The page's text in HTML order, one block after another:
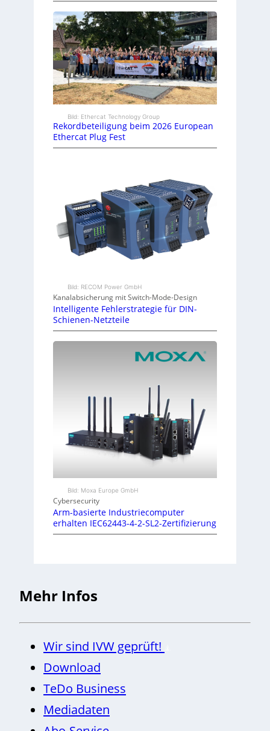
Bild: Ethercat Technology Group
Rekordbeteiligung beim 2026 European
Ethercat Plug Fest
Bild: RECOM Power GmbH
Kanalabsicherung mit Switch-Mode-Design
Intelligente Fehlerstrategie für DIN-
Schienen-Netzteile
Bild: Moxa Europe GmbH
Cybersecurity
Arm-basierte Industriecomputer
erhalten IEC62443-4-2-SL2-Zertifizierung
Mehr Infos
Wir sind IVW geprüft!
Download
TeDo Business
Mediadaten